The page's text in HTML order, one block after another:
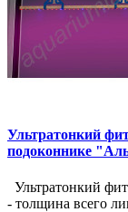
Ультратонкий
подоконнике
Ультратонкий
- толщина всего